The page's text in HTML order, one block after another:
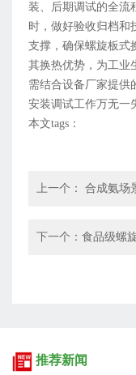
装、后期调试的全流
时，做好验收归档和
支撑，确保螺旋板式
其换热优势，为工业
需结合设备厂家提供
安装调试工作万无一
本文tags：
上一个： 合成氨场
下一个： 食品级螺
推荐新闻